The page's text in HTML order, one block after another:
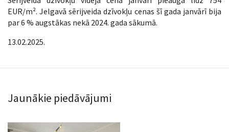
EUR/m². Jelgavā sērijveida dzīvokļu cenas šī gada janvārī bija
par 6 % augstākas nekā 2024. gada sākumā.
13.02.2025.
Jaunākie piedāvājumi